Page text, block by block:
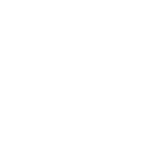
'